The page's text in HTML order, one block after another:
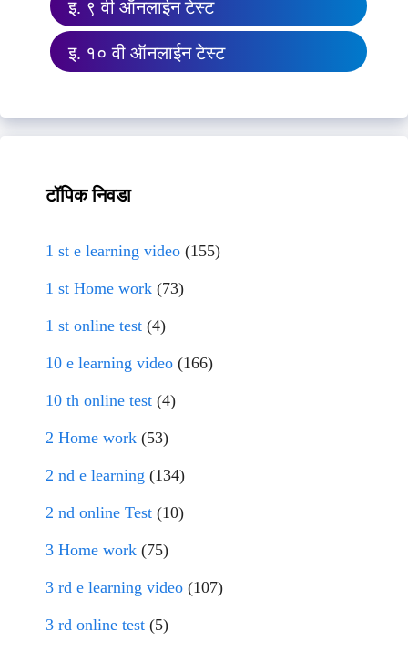
इ. ९ वी ऑनलाईन टेस्ट
इ. १० वी ऑनलाईन टेस्ट
टॉपिक निवडा
1 st e learning video (155)
1 st Home work (73)
1 st online test (4)
10 e learning video (166)
10 th online test (4)
2 Home work (53)
2 nd e learning (134)
2 nd online Test (10)
3 Home work (75)
3 rd e learning video (107)
3 rd online test (5)